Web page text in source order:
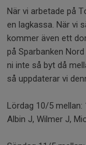
När vi arbetade på
en lagkassa. När vi
kommer även ett
på Sparbanken
ni inte så byt då
så uppdaterar vi
Lördag 10/5 mellan:
Albin J, Wilmer J,